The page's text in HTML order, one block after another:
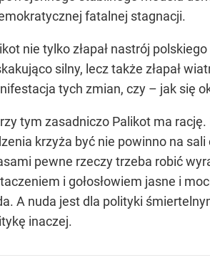
fatalnej stagnacji.
nie tylko złapał nastrój
silny, lecz także złapał
tych zmian, czy – jak się
tym zasadniczo Palikot ma
krzyża być nie powinno na
pewne rzeczy trzeba robić
i gołosłowiem jasne i
A nuda jest dla polityki
inaczej.